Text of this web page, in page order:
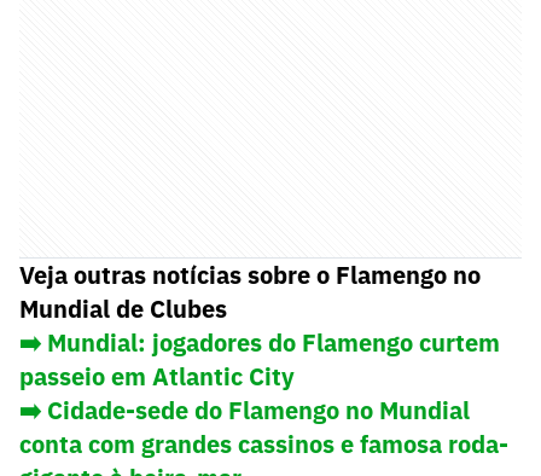
Veja outras notícias sobre o Flamengo no
Mundial de Clubes
➡️ Mundial: jogadores do Flamengo curtem
passeio em Atlantic City
➡️ Cidade-sede do Flamengo no Mundial
conta com grandes cassinos e famosa roda-